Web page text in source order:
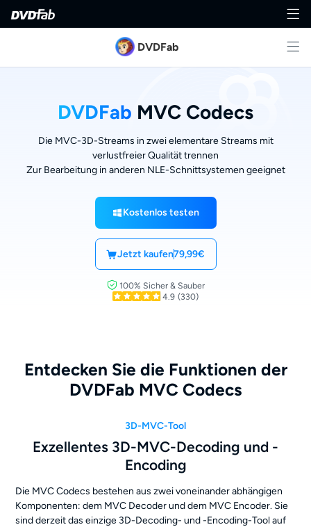
DVDFab
DVDFab MVC Codecs
Die MVC-3D-Streams in zwei elementare Streams mit
verlustfreier Qualität trennen
Zur Bearbeitung in anderen NLE-Schnittsystemen geeignet
Kostenlos testen
Jetzt kaufen79,99€
100% Sicher & Sauber
4.9 (330)
Entdecken Sie die Funktionen der
DVDFab MVC Codecs
3D-MVC-Tool
Exzellentes 3D-MVC-Decoding und -
Encoding
Die MVC Codecs bestehen aus zwei voneinander abhängigen
Komponenten: dem MVC Decoder und dem MVC Encoder. Sie
sind derzeit das einzige 3D-Decoding- und -Encoding-Tool auf